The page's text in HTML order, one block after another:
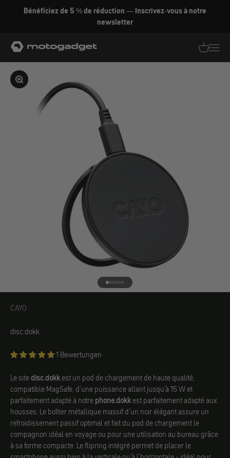
Aller au contenu
Bénéficiez de 5 % de réduction — Inscrivez-vous à notre
newsletter
motogadget GmbH
Agrandir l'image
Aller à l'élément 1
Aller à l'élément 2
Aller à l'élément 3
Aller à l'élément 4
Aller à l'élément 5
Aller à l'élément 6
CAYO
CAYO
disc.dokk
1 Bewertungen
Le site disc.dokk est un pod de chargement de haute qualité,
compatible MagSafe, d'une puissance allant jusqu'à 15 W et
parfaitement adapté à notre phone.dokk est parfaitement adapté aux
housses. Le boîtier métallique massif d'un noir élégant assure un
refroidissement passif optimal et fait du pod de chargement le
compagnon idéal en voyage ou pour une utilisation au bureau grâce
à sa forme compacte. Le flipring intégré permet de placer le